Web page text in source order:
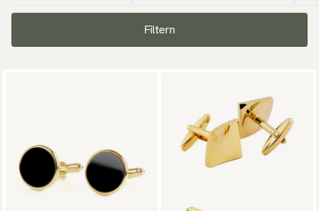
und einzigartigen Modellen, die Ihrem persönlichen Stil
Filtern